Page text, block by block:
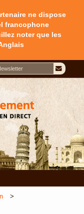
ne dispose
francophone
noter que les